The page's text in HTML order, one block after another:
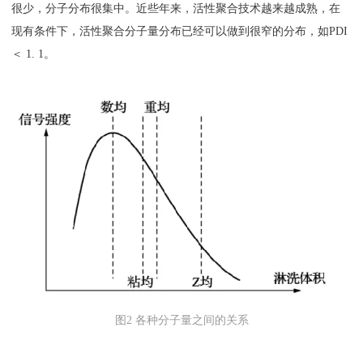
很少，分子分布很集中。近些年来，活性聚合技术越来越成熟，在
现有条件下，活性聚合分子量分布已经可以做到很窄的分布，如PDI
＜ 1. 1。
图2 各种分子量之间的关系